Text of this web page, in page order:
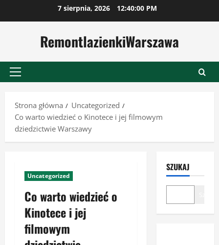
7 sierpnia, 2026 12:40:01 PM
RemontlazienkiWarszawa
Menu
Strona główna
Uncategorized
Co warto wiedzieć o Kinotece i jej filmowym
dziedzictwie Warszawy
Uncategorized
Co warto wiedzieć o
Kinotece i jej
filmowym
SZUKAJ